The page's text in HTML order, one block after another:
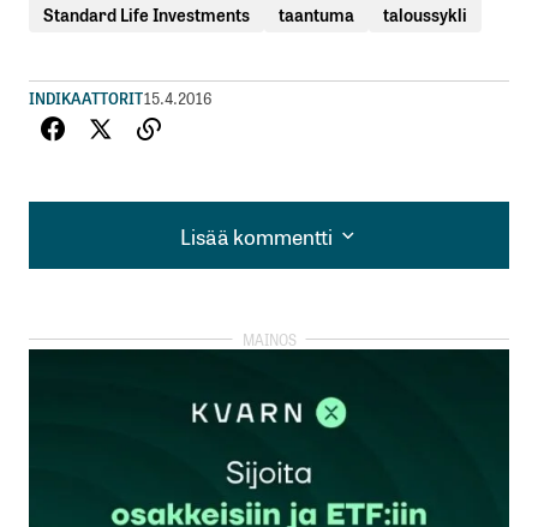
Standard Life Investments taantuma taloussykli
INDIKAATTORIT15.4.2016
Lisää kommentti
Lisää kommentti
kirjautua
rekisteröityä